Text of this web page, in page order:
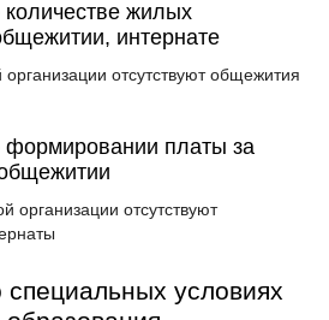
жилых
интернате
отсутствуют общежития
платы за
организации отсутствуют
условиях